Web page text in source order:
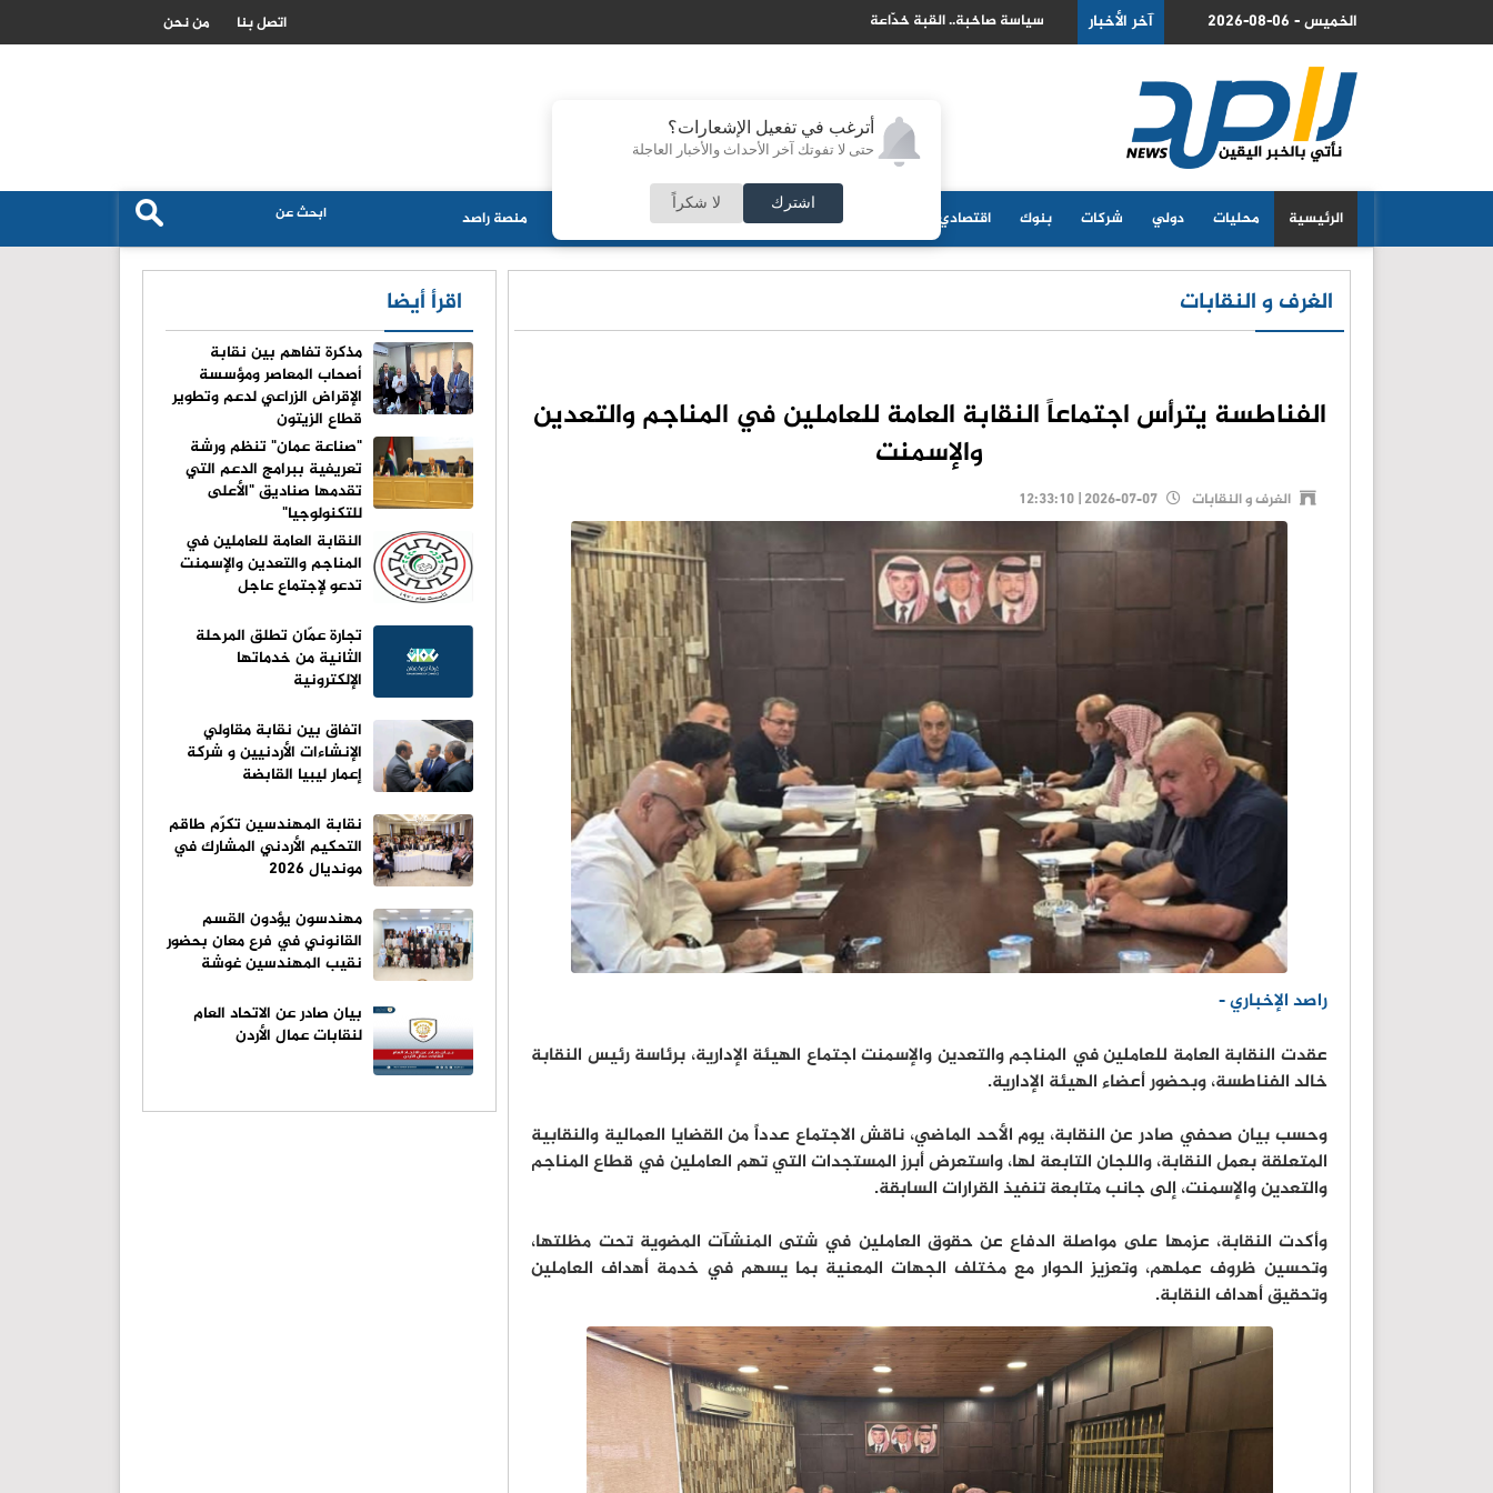
أترغب في تفعيل الإشعارات؟
حتى لا تفوتك آخر الأحداث والأخبار العاجلة
اشترك لا شكراً
2026-08-06 - الخميس آخر الأخبار
سياسة صاخبة.. القبة خدّاعة وزير الداخلية يعيّن هيئة إدارة مؤقتة لجمعية “مجلس أبناء الدعجة"
من نحن اتصل بنا
الرئيسية محليات دولي شركات بنوك اقتصادي منوعات ثقافة مجلس الأمة منصة راصد
الغرف و النقابات
الفناطسة يترأس اجتماعاً النقابة العامة للعاملين في المناجم والتعدين
والإسمنت
الغرف و النقابات
راصد الإخباري -
عقدت النقابة العامة للعاملين في المناجم والتعدين والإسمنت اجتماع الهيئة الإدارية، برئاسة رئيس النقابة
خالد الفناطسة، وبحضور أعضاء الهيئة الإدارية.
وحسب بيان صحفي صادر عن النقابة، يوم الأحد الماضي، ناقش الاجتماع عدداً من القضايا العمالية والنقابية
المتعلقة بعمل النقابة، واللجان التابعة لها، واستعرض أبرز المستجدات التي تهم العاملين في قطاع المناجم
والتعدين والإسمنت، إلى جانب متابعة تنفيذ القرارات السابقة.
وأكدت النقابة، عزمها على مواصلة الدفاع عن حقوق العاملين في شتى المنشآت المضوية تحت مظلتها،
وتحسين ظروف عملهم، وتعزيز الحوار مع مختلف الجهات المعنية بما يسهم في خدمة أهداف العاملين
وتحقيق أهداف النقابة.
اقرأ أيضا
مذكرة تفاهم بين نقابة
أصحاب المعاصر ومؤسسة
الإقراض الزراعي لدعم وتطوير
قطاع الزيتون
"صناعة عمان" تنظم ورشة
تعريفية ببرامج الدعم التي
تقدمها صناديق "الأعلى
للتكنولوجيا"
النقابة العامة للعاملين في
المناجم والتعدين والإسمنت
تدعو لإجتماع عاجل
تجارة عمّان تطلق المرحلة
الثانية من خدماتها
الإلكترونية
اتفاق بين نقابة مقاولي
الإنشاءات الأردنيين و شركة
إعمار ليبيا القابضة
نقابة المهندسين تكرّم طاقم
التحكيم الأردني المشارك في
مونديال 2026
مهندسون يؤدون القسم
القانوني في فرع معان بحضور
نقيب المهندسين غوشة
بيان صادر عن الاتحاد العام
لنقابات عمال الأردن